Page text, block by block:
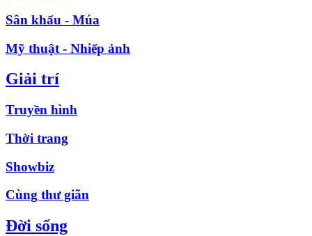
Sân khấu - Múa
Mỹ thuật - Nhiếp ảnh
Giải trí
Truyền hình
Thời trang
Showbiz
Cùng thư giãn
Đời sống